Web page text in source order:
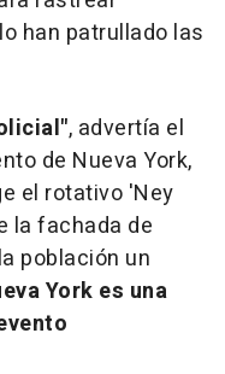
han patrullado las
, advertía el
de Nueva York,
el rotativo 'Ney
la fachada de
población un
York es una